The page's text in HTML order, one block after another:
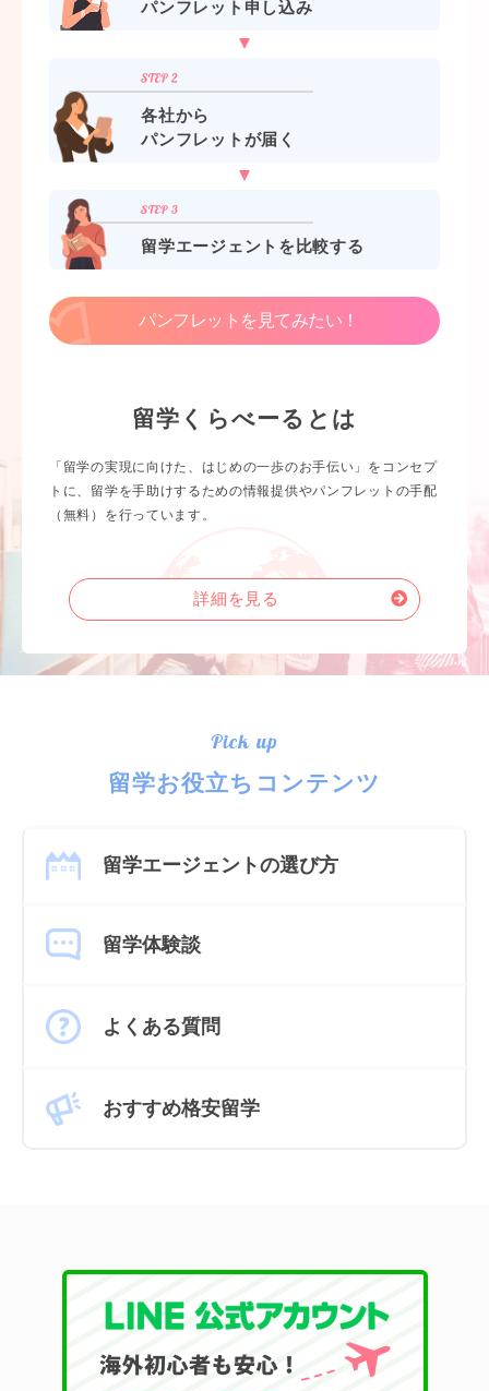
パンフレット申し込み
各社から
パンフレットが届く
留学エージェントを比較する
パンフレットを見てみたい！
留学くらべーるとは
「留学の実現に向けた、はじめの一歩のお手伝い」をコンセプ
トに、留学を手助けするための情報提供やパンフレットの手配
（無料）を行っています。
詳細を見る
Pick up
留学お役立ちコンテンツ
留学エージェントの選び方
留学体験談
よくある質問
おすすめ格安留学